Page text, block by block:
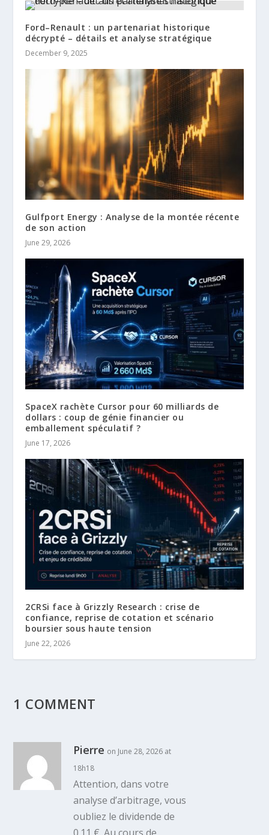
Ford–Renault : un partenariat historique
décrypté – détails et analyse stratégique
December 9, 2025
Gulfport Energy : Analyse de la montée récente
de son action
June 29, 2026
SpaceX rachète Cursor pour 60 milliards de
dollars : coup de génie financier ou
emballement spéculatif ?
June 17, 2026
2CRSi face à Grizzly Research : crise de
confiance, reprise de cotation et scénario
boursier sous haute tension
June 22, 2026
1 COMMENT
Pierre on June 28, 2026 at
18h18
Attention, dans votre
analyse d’arbitrage, vous
oubliez le dividende de
0.11 €. Au cours de